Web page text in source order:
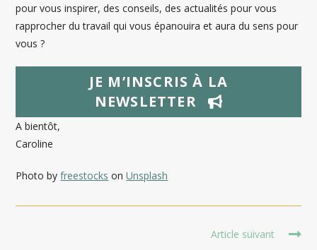
pour vous inspirer, des conseils, des actualités pour vous
rapprocher du travail qui vous épanouira et aura du sens pour
vous ?
JE M’INSCRIS À LA
NEWSLETTER
A bientôt,
Caroline
Photo byfreestocks onUnsplash
Article suivant